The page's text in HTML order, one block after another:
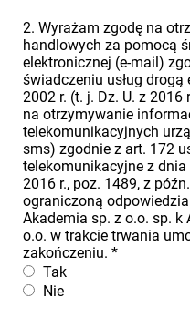
2. Wyrażam zgodę na
handlowych za pomocą
elektronicznej (e-mail)
świadczeniu usług
2002 r. (t. j. Dz. U. z
na otrzymywanie
telekomunikacyjnych
sms) zgodnie z art. 172
telekomunikacyjne z dnia
2016 r., poz. 1489, z
ograniczoną
Akademia sp. z o.o. sp. k
o.o. w trakcie trwania
zakończeniu. *
Tak
Nie